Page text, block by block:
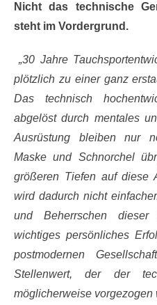
Nicht das technische
steht im Vordergrund.
„30 Jahre
plötzlich zu einer ganz
Das technisch
abgelöst durch mentales
Ausrüstung bleiben nur
Maske und Schnorchel
größeren Tiefen auf diese
wird dadurch nicht
und Beherrschen dieser
wichtiges persönliches
postmodernen
Stellenwert, der der
möglicherweise vorgezogen